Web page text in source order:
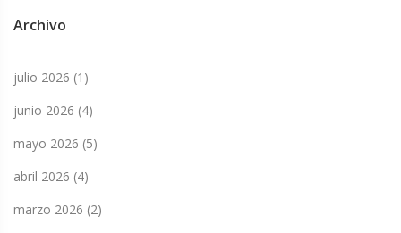
Archivo
julio 2026 (1)
junio 2026 (4)
mayo 2026 (5)
abril 2026 (4)
marzo 2026 (2)